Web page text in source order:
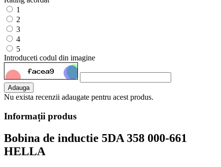
1
2
3
4
5
Introduceti codul din imagine
Adauga
Nu exista recenzii adaugate pentru acest produs.
Informații produs
Bobina de inductie 5DA 358 000-661
HELLA